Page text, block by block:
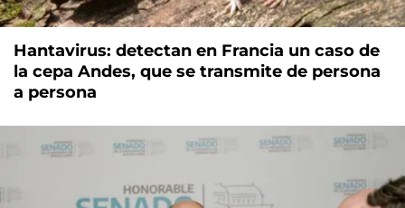
Hantavirus: detectan en Francia un caso de
la cepa Andes, que se transmite de persona
a persona